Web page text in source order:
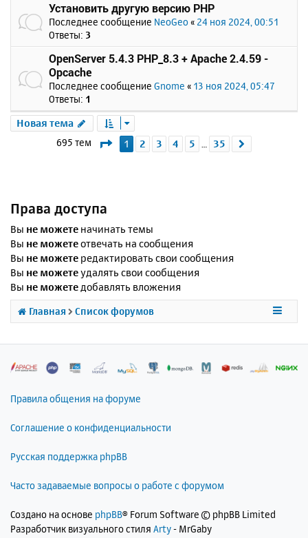
Установить другую версию PHP
Последнее сообщение NeoGeo « 24 ноя 2024, 00:51
Ответы: 3
OpenServer 5.4.3 PHP_8.3 + Apache 2.4.59 -
Opcache
Последнее сообщение Gnome « 13 ноя 2024, 05:47
Ответы: 1
Новая тема
695 тем Страница1 из 35
1 2 3 4 5 35
Права доступа
Вы не можете начинать темы
Вы не можетеотвечать на сообщения
Вы не можете редактировать свои сообщения
Вы не можетеудалять свои сообщения
Вы не можетедобавлять вложения
Главная Список форумов
Правила общения на форуме
Соглашение о конфиденциальности
Русская поддержка phpBB
Часто задаваемые вопросы о работе с форумом
Создано на основе phpBB® Forum Software © phpBB Limited
Разработчик визуального стиля Arty- MrGaby